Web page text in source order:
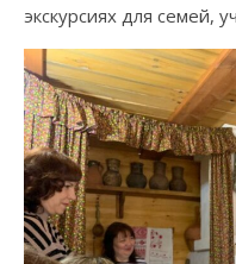
экскурсиях для семей,